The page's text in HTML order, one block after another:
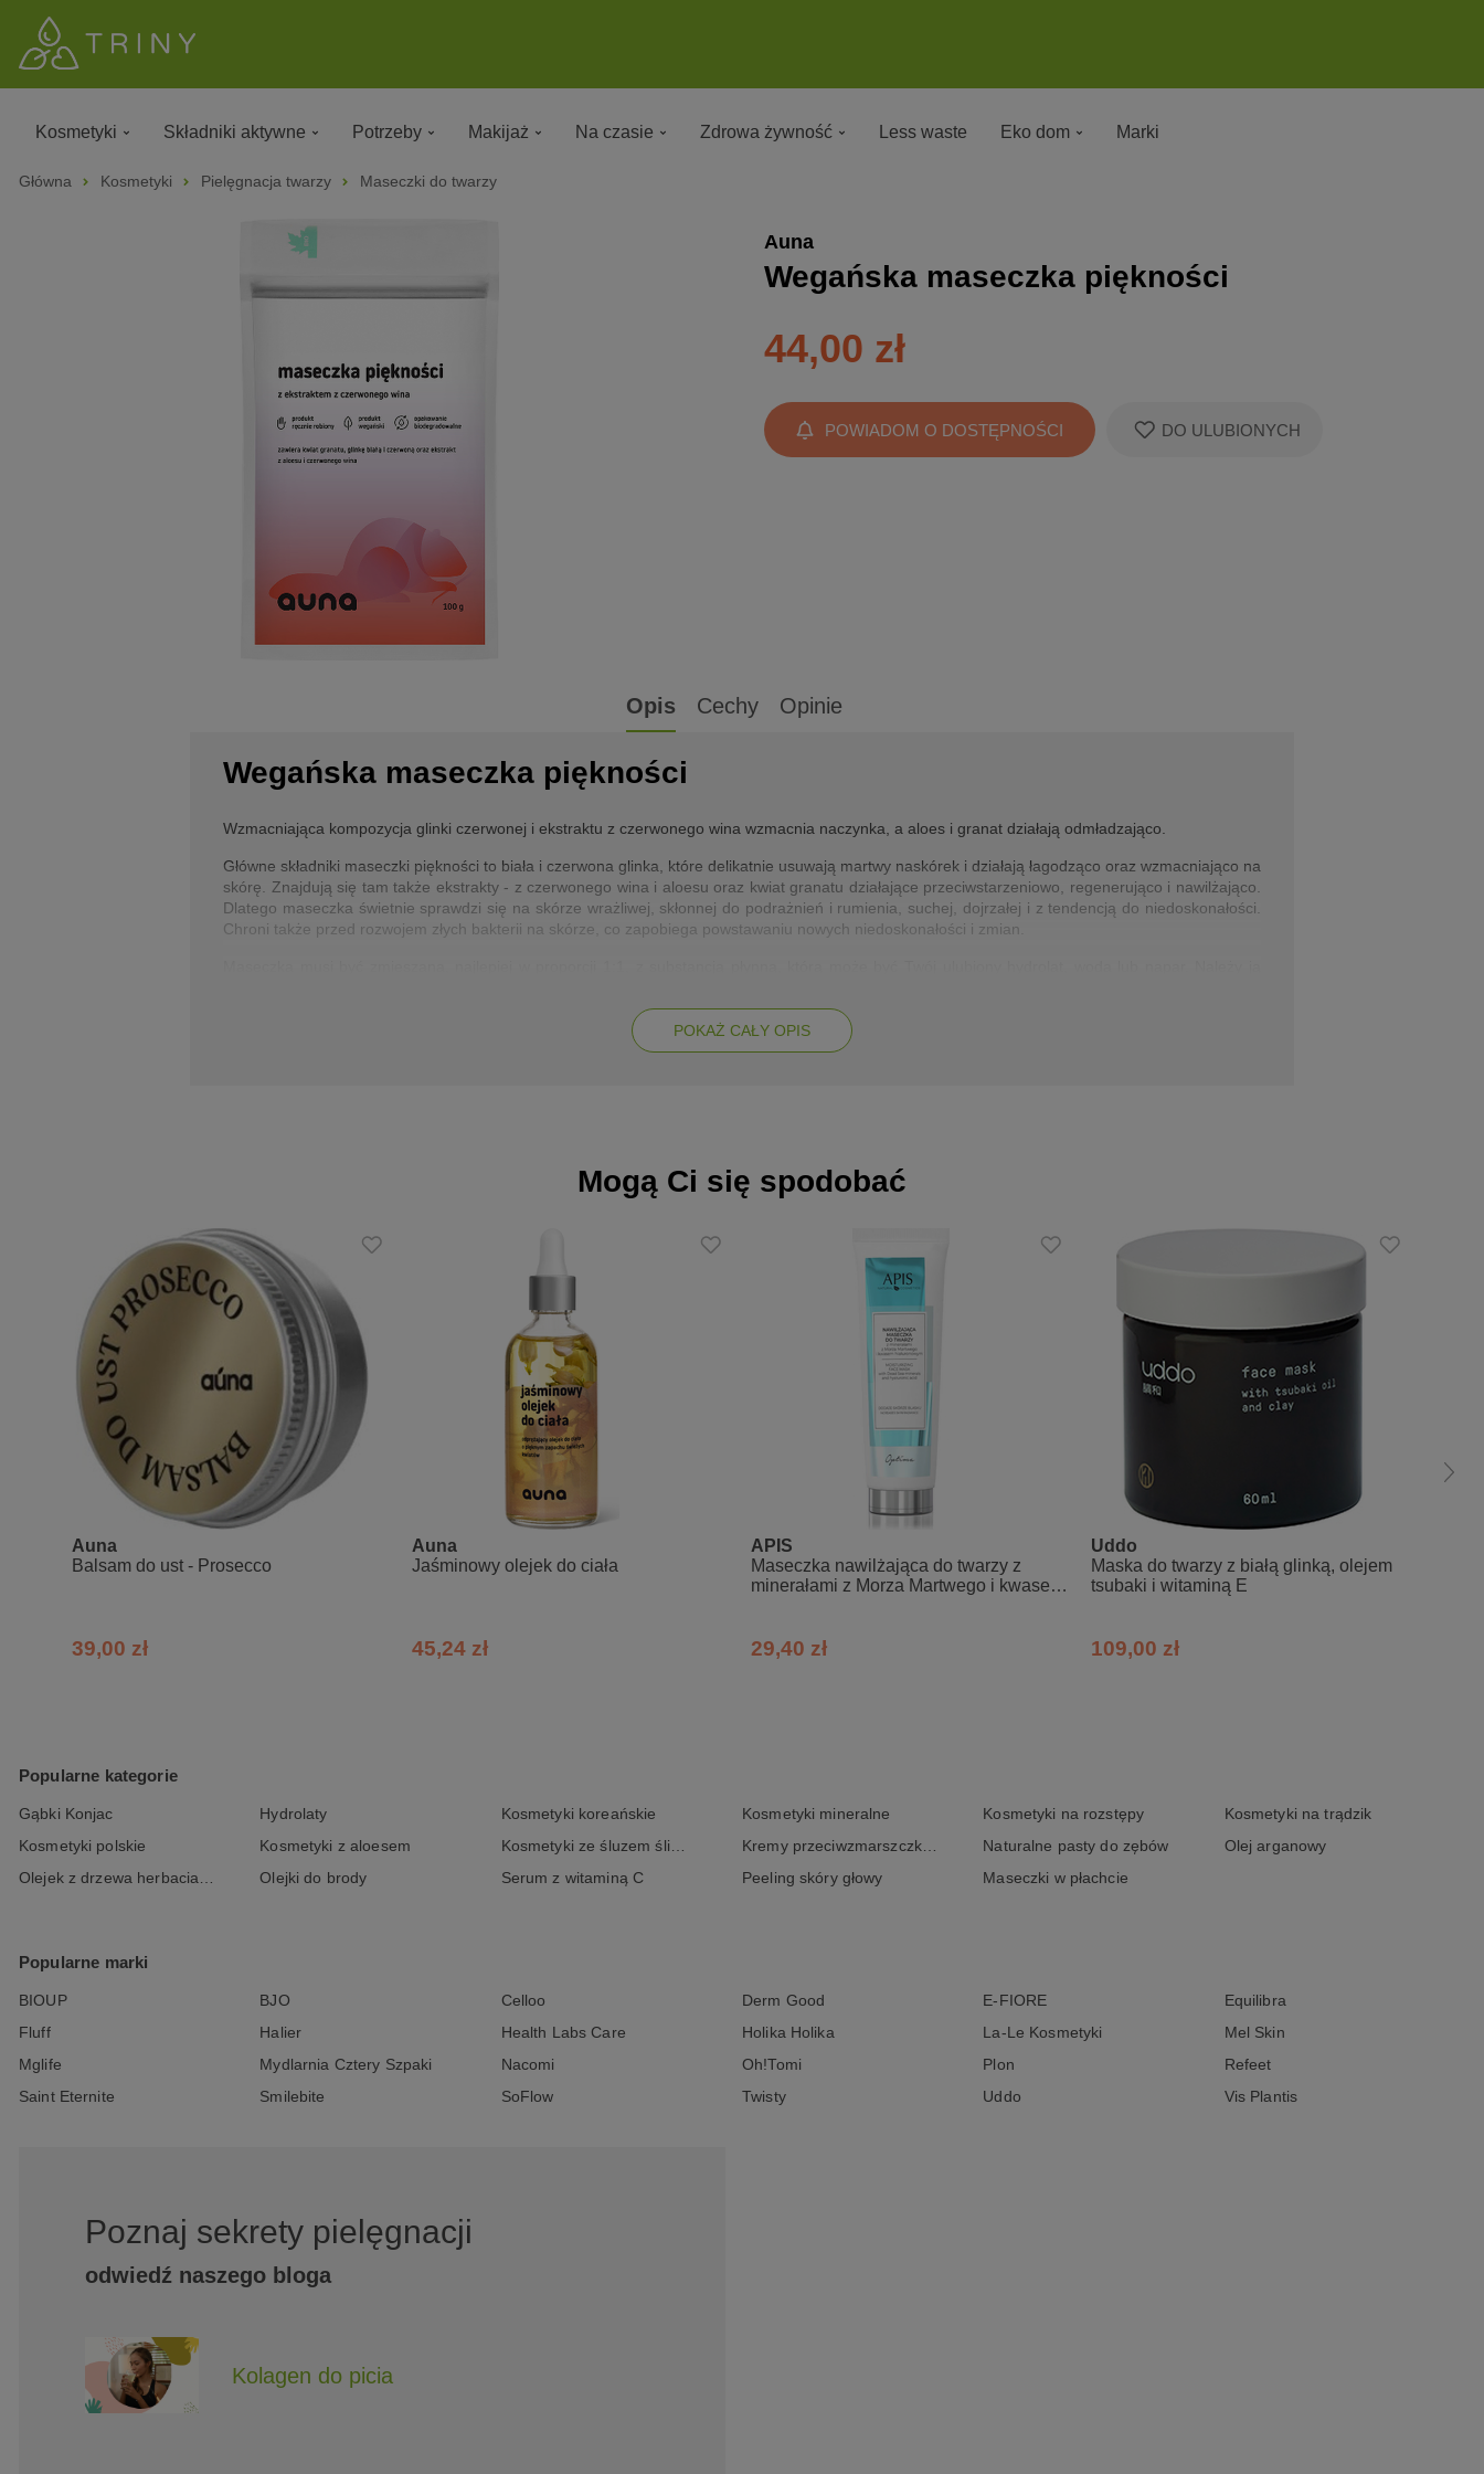
Kosmetyki Składniki aktywne Potrzeby Makijaż Na czasie Zdrowa żywność Less waste Eko dom Marki
Główna Kosmetyki Pielęgnacja twarzy Maseczki do twarzy
Auna
Wegańska maseczka piękności
44,00 zł
POWIADOM O DOSTĘPNOŚCI DO ULUBIONYCH
Opis Cechy Opinie
Wegańska maseczka piękności
Wzmacniająca kompozycja glinki czerwonej i ekstraktu z czerwonego wina wzmacnia naczynka, a aloes i granat działają odmładzająco.
Główne składniki maseczki piękności to biała i czerwona glinka, które delikatnie usuwają martwy naskórek i działają łagodząco oraz wzmacniająco na
skórę. Znajdują się tam także ekstrakty - z czerwonego wina i aloesu oraz kwiat granatu działające przeciwstarzeniowo, regenerująco i nawilżająco.
Dlatego maseczka świetnie sprawdzi się na skórze wrażliwej, skłonnej do podrażnień i rumienia, suchej, dojrzałej i z tendencją do niedoskonałości.
Chroni także przed rozwojem złych bakterii na skórze, co zapobiega powstawaniu nowych niedoskonałości i zmian.
Zalety:
do cery dojrzałej i wrażliwej
odpowiednia do skóry suchej
bez konserwantów
naturalne składniki
produkt wegański
Sposób użycia:
Przygotuj miseczkę, wsyp do niej proszek, następnie dodaj wodę/hydrolat/napar ziołowy i mieszaj do uzyskania konsystencji pasty. Jednorazowa
porcja to dwie łyżeczki stołowe proszku i dwie łyżeczki płynu. Nałóż na twarz i dekolt, delikatnie masuj, zostaw na kilka minut, spłucz. Nie dopuszczaj
do wyschnięcia maseczki na twarzy, zwilżaj wodą lub dodaj kilka kropel ulubionego olejku do mieszaniny. Produkt bez konserwantów, używaj
POKAŻ CAŁY OPIS
Mogą Ci się spodobać
Auna
Balsam do ust - Prosecco
39,00 zł
Auna
Jaśminowy olejek do ciała
45,24 zł
APIS
Maseczka nawilżająca do twarzy z
minerałami z Morza Martwego i kwasem
29,40 zł
Uddo
Maska do twarzy z białą glinką, olejem
tsubaki i witaminą E
109,00 zł
Popularne kategorie
Gąbki Konjac Hydrolaty Kosmetyki koreańskie Kosmetyki mineralne Kosmetyki na rozstępy
Kosmetyki na trądzik
Kosmetyki polskie
Kosmetyki z aloesem Kosmetyki ze śluzem ślimaka Kremy przeciwzmarszczkowe Naturalne pasty do zębów
Olej arganowy
Olejek z drzewa herbacianego
Olejki do brody Serum z witaminą C Peeling skóry głowy Maseczki w płachcie
Popularne marki
BIOUP BJO Celloo Derm Good E-FIORE
Equilibra
Fluff
Halier Health Labs Care Holika Holika La-Le Kosmetyki
Mel Skin
Mglife
Mydlarnia Cztery Szpaki Nacomi Oh!Tomi Plon
Refeet
Saint Eternite
Smilebite SoFlow Twisty Uddo Vis Plantis
Poznaj sekrety pielęgnacji
odwiedź naszego bloga
Kolagen do picia